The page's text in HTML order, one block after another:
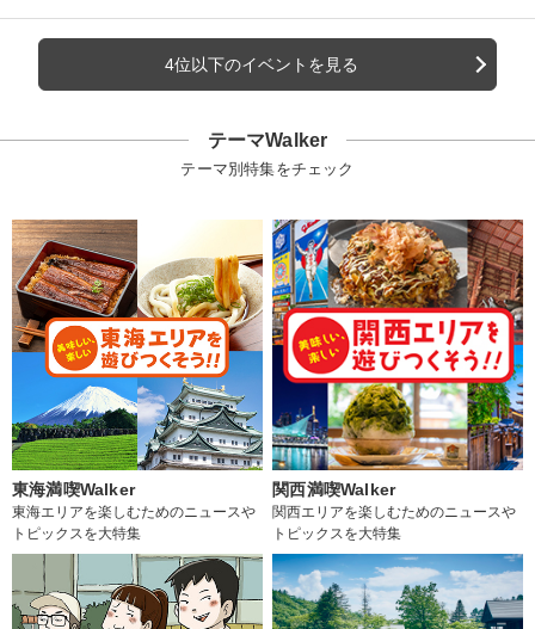
4位以下のイベントを見る
テーマWalker
テーマ別特集をチェック
東海満喫Walker
東海エリアを楽しむためのニュースや
トピックスを大特集
関西満喫Walker
関西エリアを楽しむためのニュースや
トピックスを大特集